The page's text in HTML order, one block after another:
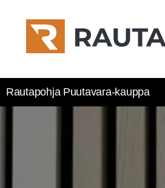
Rautapohja Puutavara-kauppa